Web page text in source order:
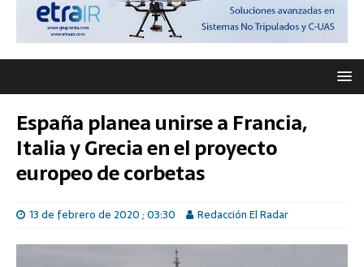
España planea unirse a Francia,
Italia y Grecia en el proyecto
europeo de corbetas
13 de febrero de 2020 ; 03:30 Redacción El Radar